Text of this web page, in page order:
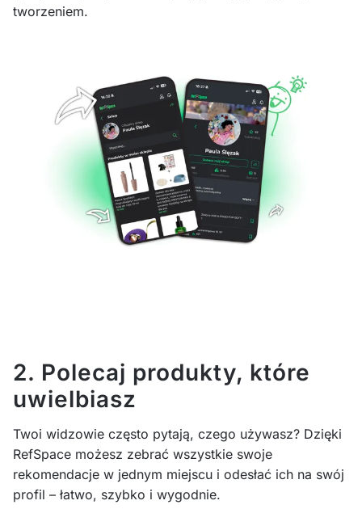
tworzeniem.
2. Polecaj produkty, które
uwielbiasz
Twoi widzowie często pytają, czego używasz? Dzięki
RefSpace możesz zebrać wszystkie swoje
rekomendacje w jednym miejscu i odesłać ich na swój
profil – łatwo, szybko i wygodnie.